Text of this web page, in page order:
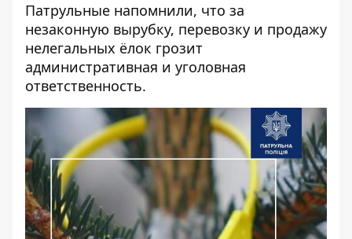
Патрульные напомнили, что за
незаконную вырубку, перевозку и продажу
нелегальных ёлок грозит
административная и уголовная
ответственность.